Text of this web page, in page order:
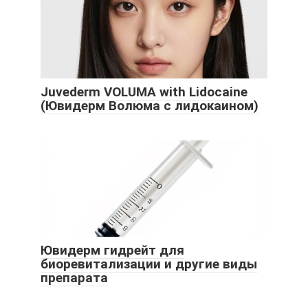
Juvederm VOLUMA with Lidocaine
(Ювидерм Волюма с лидокаином)
Ювидерм гидрейт для
биоревитализации и другие виды
препарата